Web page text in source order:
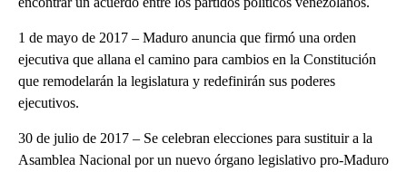
1 de mayo de 2017 – Maduro anuncia que firmó una orden
ejecutiva que allana el camino para cambios en la Constitución
que remodelarán la legislatura y redefinirán sus poderes
ejecutivos.
30 de julio de 2017 – Se celebran elecciones para sustituir a la
Asamblea Nacional por un nuevo órgano legislativo pro-Maduro